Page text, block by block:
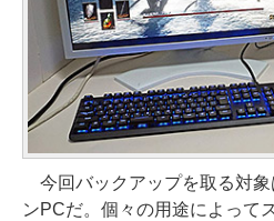
今回バックアップを取る対象
ンPCだ。個々の用途によって